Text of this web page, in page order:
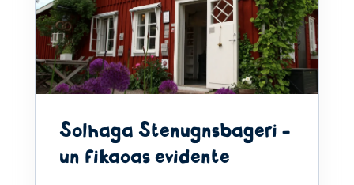
Solhaga Stenugnsbageri -
un fikaoas evidente